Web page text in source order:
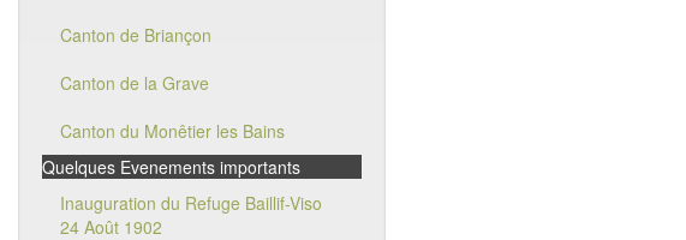
Canton de Briançon
Canton de la Grave
Canton du Monêtier les Bains
Quelques Evenements importants
Inauguration du Refuge Baillif-Viso
24 Août 1902